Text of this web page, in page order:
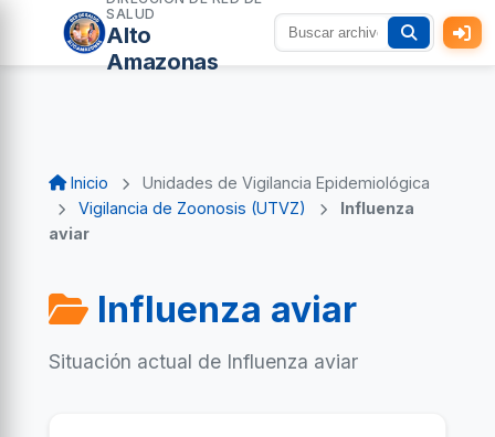
SALUD
Alto
Amazonas
Inicio
Unidades de Vigilancia Epidemiológica
Vigilancia de Zoonosis (UTVZ)
Influenza
aviar
Influenza aviar
Situación actual de Influenza aviar